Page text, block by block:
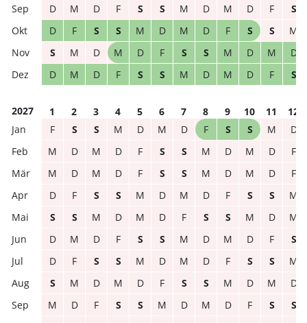
D
M D F S S M D M D F
S
D
F S S M D M D F S S
M
S
M D M D F S S M D M
D
D
M D F S S M D M D F S
2027 1 2 3 4 5 6 7 8 9 10 11
12
F
S S M D M D F S S M
D
M
D M D F S S M D M D
F
M
D M D F S S M D M D
F
D
F S S M D M D F S S
M
S
S M D M D F S S M D
M
D
M D F S S M D M D F
S
D
F S S M D M D F S S
M
S
M D M D F S S M D M
D
M
D F S S M D M D F S
S